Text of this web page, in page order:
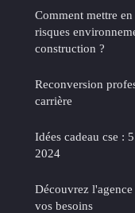
Comment mettre
risques
construction ?
Reconversion
carrière
Idées cadeau cse :
2024
Découvrez
vos besoins